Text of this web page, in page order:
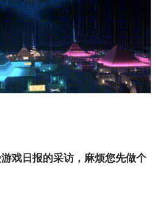
戏日报的采访，麻烦您先做个